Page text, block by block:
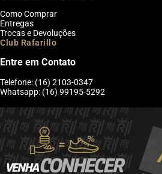
Como Comprar
Entregas
Trocas e Devoluções
Club Rafarillo
Entre em Contato
Telefone: (16) 2103-0347
Whatsapp: (16) 99195-5292